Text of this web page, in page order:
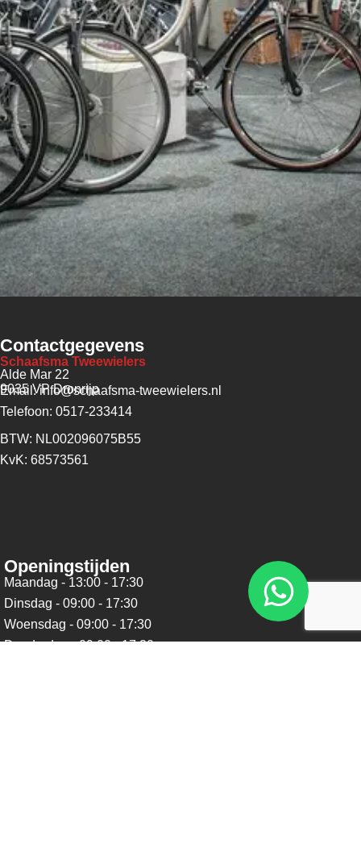
Contactgegevens
Schaafsma Tweewielers
Alde Mar 22
9035 VP Dronrijp
Email: info@schaafsma-tweewielers.nl
Telefoon: 0517-233414
BTW: NL002096075B55
KvK: 68573561
Openingstijden
Maandag - 13:00 - 17:30
Dinsdag - 09:00 - 17:30
Woensdag - 09:00 - 17:30
Donderdag - 09:00 - 17:30